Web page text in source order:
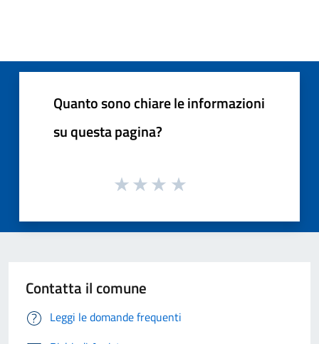
Quanto sono chiare le informazioni
su questa pagina?
Contatta il comune
Leggi le domande frequenti